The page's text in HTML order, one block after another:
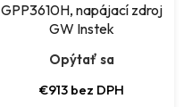
GPP3610H, napájací zdroj
GW Instek
Opýtať sa
€913 bez DPH